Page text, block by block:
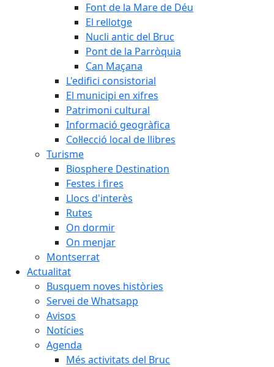
Font de la Mare de Déu
El rellotge
Nucli antic del Bruc
Pont de la Parròquia
Can Maçana
L'edifici consistorial
El municipi en xifres
Patrimoni cultural
Informació geogràfica
Col·lecció local de llibres
Turisme
Biosphere Destination
Festes i fires
Llocs d'interès
Rutes
On dormir
On menjar
Montserrat
Actualitat
Busquem noves històries
Servei de Whatsapp
Avisos
Notícies
Agenda
Més activitats del Bruc